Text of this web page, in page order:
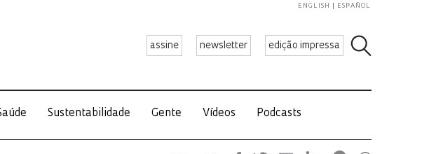
assine newsletter edição impressa
ENGLISH ESPAÑOL
Sustentabilidade Gente Vídeos Podcasts